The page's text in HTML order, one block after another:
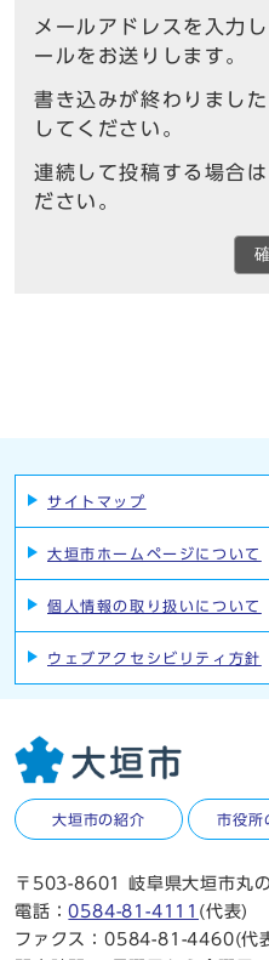
メールアドレスを入力
ールをお送りします。
書き込みが終わりまし
してください。
連続して投稿する場合
ださい。
サイトマップ
大垣市ホームページについて
個人情報の取り扱いについて
ウェブアクセシビリティ方針
大垣市の紹介 市役所
〒503-8601 岐阜県大垣市丸
電話：0584-81-4111 (代表)
ファクス：0584-81-4460(代